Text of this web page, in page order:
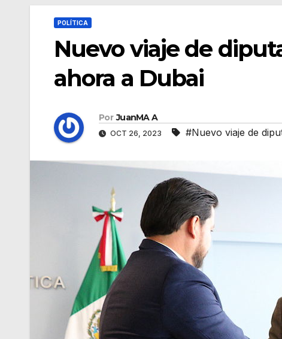
POLÍTICA
Nuevo viaje de
ahora a Dubai
Por JuanMA A
OCT 26, 2023 #Nuevo viaje de